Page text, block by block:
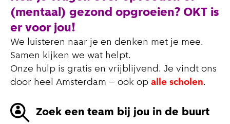
(mentaal) gezond opgroeien? OKT is
er voor jou!
We luisteren naar je en denken met je mee.
Samen kijken we wat helpt.
Onze hulp is gratis en vrijblijvend. Je vindt ons
door heel Amsterdam – ook op alle scholen.
Zoek een team bij jou in de buurt